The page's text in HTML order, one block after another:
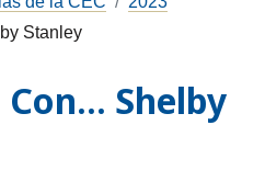
Stanley
Shelby